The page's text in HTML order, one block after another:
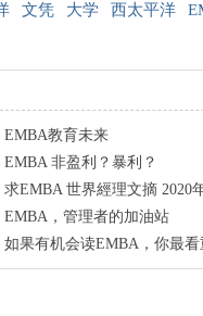
文凭 大学 西太平洋
EMBA教育未来
EMBA 非盈利？暴利？
求EMBA 世界經理文摘 2020
EMBA，管理者的加油站
如果有机会读EMBA，你最看